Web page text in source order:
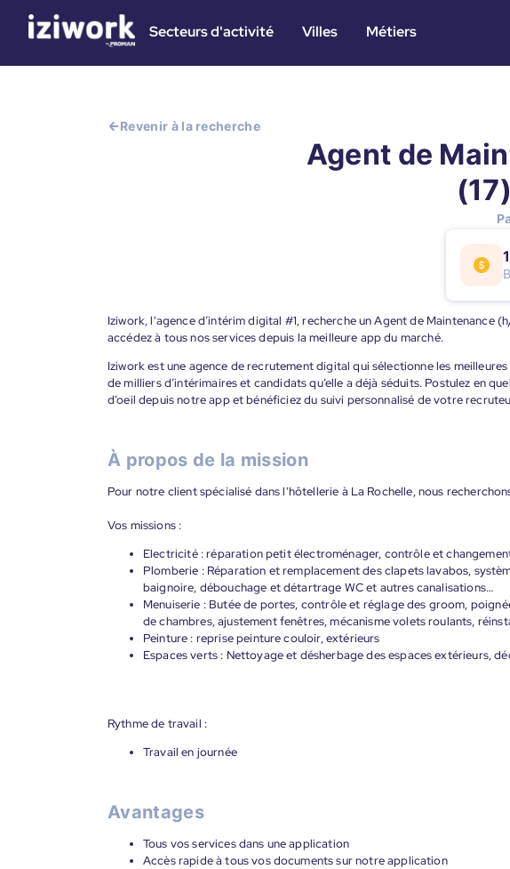
Secteurs d'activité Villes Métiers
Revenir à la recherche
Agent de
Iziwork, l'agence d’intérim digital #1, recherche un Agent de Maintenance
accédez à tous nos services depuis la meilleure app du marché.
Iziwork est une agence de recrutement digital qui sélectionne les
de milliers d’intérimaires et candidats qu’elle a déjà séduits. Postulez en
d’oeil depuis notre app et bénéficiez du suivi personnalisé de votre
À propos de la mission
Pour notre client spécialisé dans l'hôtellerie à La Rochelle, nous
Vos missions :
Electricité : réparation petit électroménager, contrôle et
Plomberie : Réparation et remplacement des clapets lavabos,
baignoire, débouchage et détartrage WC et autres canalisations…
Menuiserie : Butée de portes, contrôle et réglage des groom,
de chambres, ajustement fenêtres, mécanisme volets roulants,
Peinture : reprise peinture couloir, extérieurs
Espaces verts : Nettoyage et désherbage des espaces extérieurs,
Rythme de travail :
Travail en journée
Avantages
Tous vos services dans une application
Accès rapide à tous vos documents sur notre application